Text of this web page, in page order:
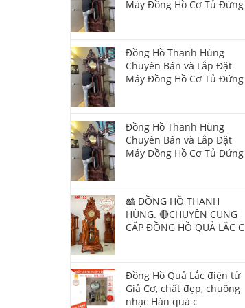
Máy Đồng Hồ Cơ Tủ Đứng
Đồng Hồ Thanh Hùng
Chuyên Bán và Lắp Đặt
Máy Đồng Hồ Cơ Tủ Đứng
Đồng Hồ Thanh Hùng
Chuyên Bán và Lắp Đặt
Máy Đồng Hồ Cơ Tủ Đứng
🎎 ĐỒNG HỒ THANH
HÙNG. 🔴CHUYÊN CUNG
CẤP ĐỒNG HỒ QUẢ LẮC C
Đồng Hồ Quả Lắc điện tử
Giả Cơ, chất đẹp, chuông
nhạc Hàn quá c